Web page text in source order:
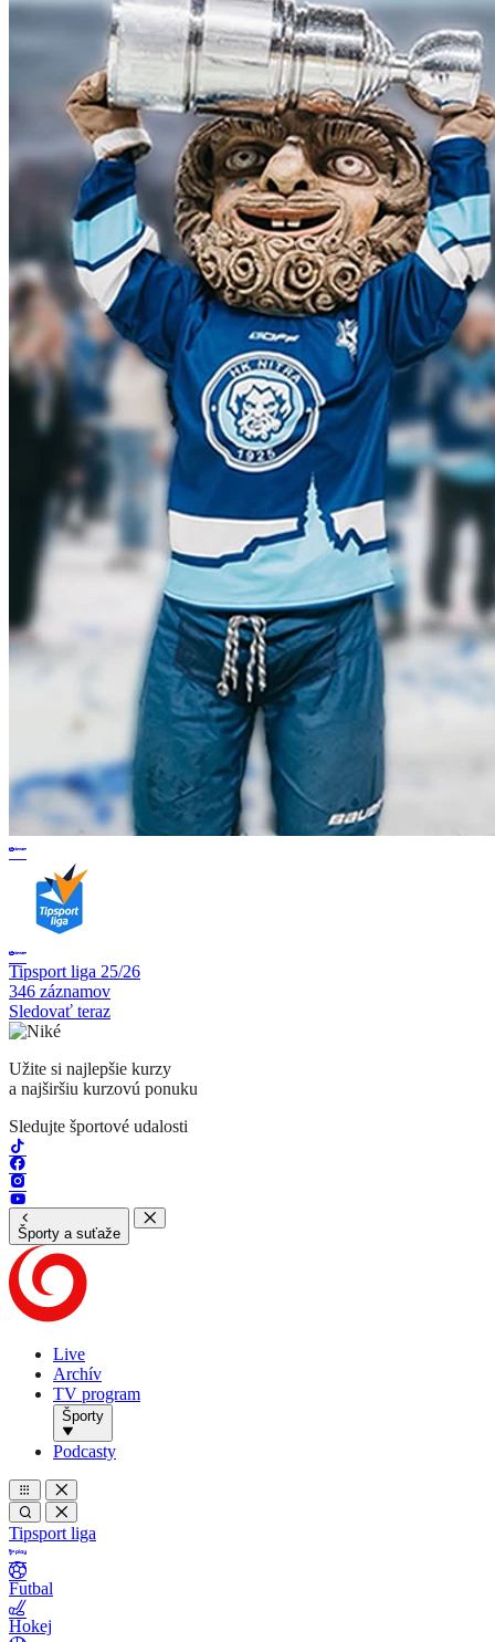
Tipsport liga 25/26
346 záznamov
Sledovať teraz
Užite si najlepšie kurzy
a najširšiu kurzovú ponuku
Sledujte športové udalosti
Športy a suťaže
Live
Archív
TV program
Športy
Podcasty
Tipsport liga
Futbal
Hokej